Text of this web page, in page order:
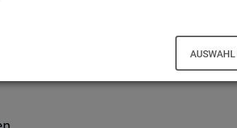
der Sta­tis­tik der